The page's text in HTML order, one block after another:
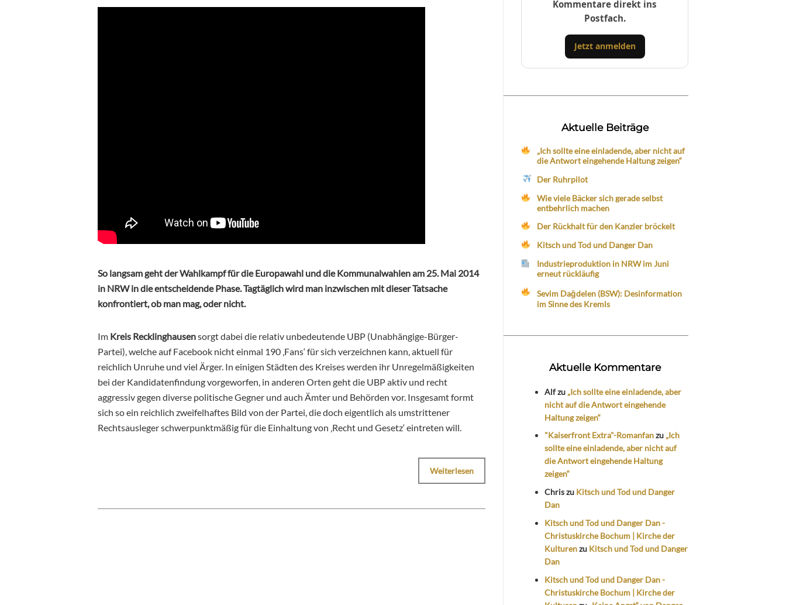
So langsam geht der Wahlkampf für die Europawahl und die Kommunalwahlen am 25. Mai 2014
in NRW in die entscheidende Phase. Tagtäglich wird man inzwischen mit dieser Tatsache
konfrontiert, ob man mag, oder nicht.
Im Kreis Recklinghausensorgt dabei die relativ unbedeutende UBP (Unabhängige-Bürger-
Partei), welche auf Facebook nicht einmal 190 ‚Fans‘ für sich verzeichnen kann, aktuell für
reichlich Unruhe und viel Ärger. In einigen Städten des Kreises werden ihr Unregelmäßigkeiten
bei der Kandidatenfindung vorgeworfen, in anderen Orten geht die UBP aktiv und recht
aggressiv gegen diverse politische Gegner und auch Ämter und Behörden vor. Insgesamt formt
sich so ein reichlich zweifelhaftes Bild von der Partei, die doch eigentlich als umstrittener
Rechtsausleger schwerpunktmäßig für die Einhaltung von ‚Recht und Gesetz‘ eintreten will.
Weiterlesen
Kommentare direkt ins
Postfach.
Jetzt anmelden
Aktuelle Beiträge
„Ich sollte eine einladende, aber nicht auf
die Antwort eingehende Haltung zeigen“
Der Ruhrpilot
Wie viele Bäcker sich gerade selbst
entbehrlich machen
Der Rückhalt für den Kanzler bröckelt
Kitsch und Tod und Danger Dan
Industrieproduktion in NRW im Juni
erneut rückläufig
Sevim Dağdelen (BSW): Desinformation
im Sinne des Kremls
Aktuelle Kommentare
Alfzu „Ich sollte eine einladende, aber
nicht auf die Antwort eingehende
Haltung zeigen“
"Kaiserfront Extra"-Romanfanzu „Ich
sollte eine einladende, aber nicht auf
die Antwort eingehende Haltung
zeigen“
Chriszu Kitsch und Tod und Danger
Dan
Kitsch und Tod und Danger Dan -
Christuskirche Bochum | Kirche der
Kulturenzu Kitsch und Tod und Danger
Dan
Kitsch und Tod und Danger Dan -
Christuskirche Bochum | Kirche der